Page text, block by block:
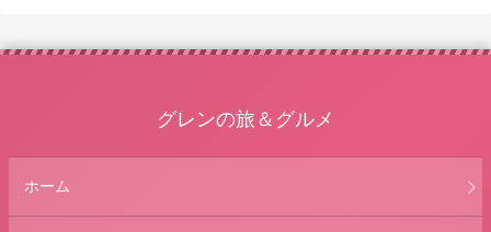
グレンの旅＆グルメ
ホーム